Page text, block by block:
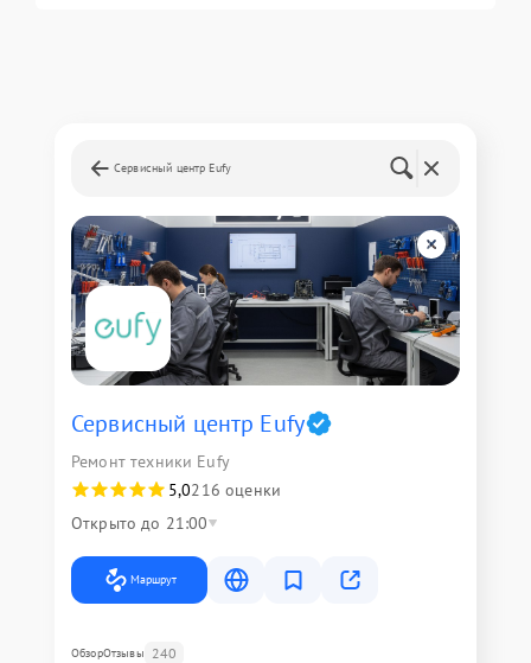
Сервисный центр Eufy
Сервисный центр Eufy
Ремонт техники Eufy
5,0216 оценки
Открыто до 21:00
Маршрут
ОбзорОтзывы 240